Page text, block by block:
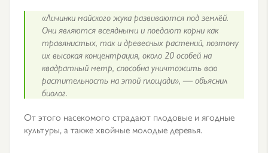
«Личинки майского жука развиваются под землёй.
Они являются всеядными и поедают корни как
травянистых, так и древесных растений, поэтому
их высокая концентрация, около 20 особей на
квадратный метр, способна уничтожить всю
растительность на этой площади», — объяснил
биолог.
От этого насекомого страдают плодовые и ягодные
культуры, а также хвойные молодые деревья.